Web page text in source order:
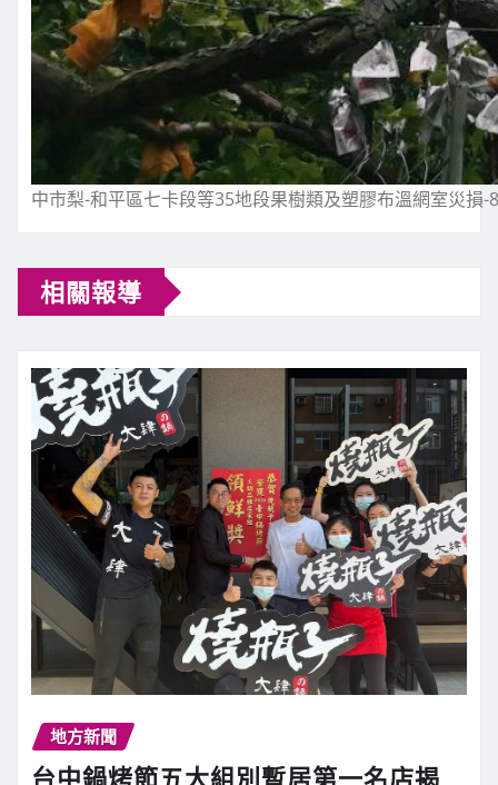
中市梨-和平區七卡段等35地段果樹類及塑膠布溫網室災損-
相關報導
地方新聞
台中鍋烤節五大組別暫居第一名店揭